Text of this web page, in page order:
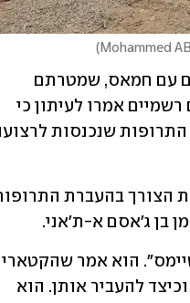
)
בן ג'אסם א-ת'אני.